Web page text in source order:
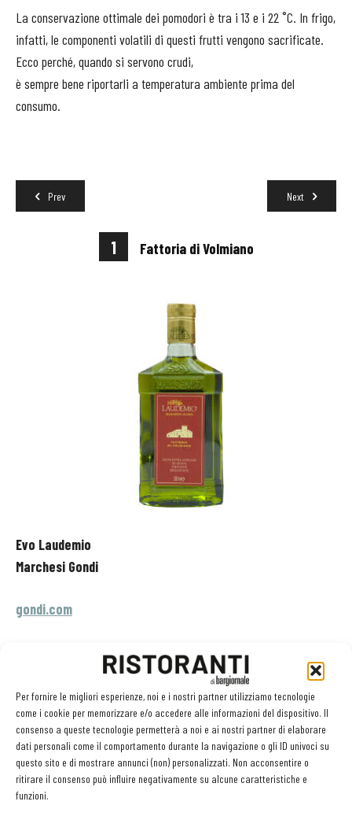
Per fornire le migliori esperienze, noi e i nostri partner utilizziamo tecnologie
come i cookie per memorizzare e/o accedere alle informazioni del dispositivo. Il
consenso a queste tecnologie permetterà a noi e ai nostri partner di elaborare
dati personali come il comportamento durante la navigazione o gli ID univoci su
questo sito e di mostrare annunci (non) personalizzati. Non acconsentire o
ritirare il consenso può influire negativamente su alcune caratteristiche e
funzioni.
La conservazione ottimale dei pomodori è tra i 13 e i 22 ˚C. In frigo,
infatti,le componenti volatili di questi frutti vengono sacrificate.
Ecco perché,quando si servono crudi,
è sempre bene riportarli a temperatura ambiente prima del
consumo.
Prev Next
1 Fattoria di Volmiano
Evo Laudemio
Marchesi Gondi
gondi.com
Toscana
Frantoio, Moraiolo, Leccino
Prezzo 13 €
Formato50 cl
Verde intenso dai riflessi giallo oro, limpido alla vista. Si apre al
naso con profumi fruttati di media intensità dai netti sentori
erbacei. Al palato ha buona fluidità e armonia, sapidità e carattere,